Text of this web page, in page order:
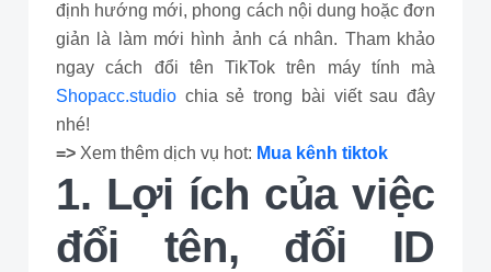
định hướng mới, phong cách nội dung hoặc đơn
giản là làm mới hình ảnh cá nhân. Tham khảo
ngay cách đổi tên TikTok trên máy tính mà
Shopacc.studio chia sẻ trong bài viết sau đây
nhé!
=> Xem thêm dịch vụ hot: Mua kênh tiktok
1. Lợi ích của việc
đổi tên, đổi ID